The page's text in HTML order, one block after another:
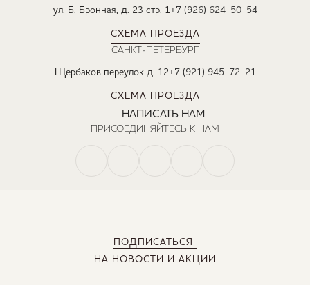
ПОДПИСАТЬСЯ
НА НОВОСТИ И АКЦИИ
ул. Б. Бронная, д. 23 стр. 1+7 (926) 624-50-54
СХЕМА ПРОЕЗДА
САНКТ-ПЕТЕРБУРГ
Щербаков переулок д. 12+7 (921) 945-72-21
СХЕМА ПРОЕЗДА
НАПИСАТЬ НАМ
ПРИСОЕДИНЯЙТЕСЬ К НАМ